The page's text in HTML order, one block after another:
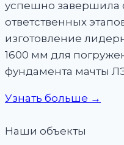
успешно завершила
ответственных
изготовление
1600 мм для
фундамента мачты
Узнать больше →
Наши объекты